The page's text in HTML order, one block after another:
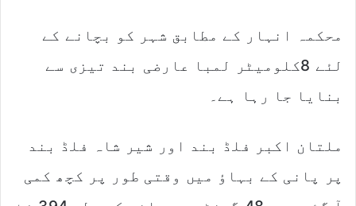
محکمہ انہار کے مطابق شہر کو بچانے کے
لئے 8کلومیٹر لمبا عارضی بند تیزی سے
بنایا جا رہا ہے۔
ملتان اکبر فلڈ بند اور شیر شاہ فلڈ بند
پر پانی کے بہاؤ میں وقتی طور پر کچھ کمی